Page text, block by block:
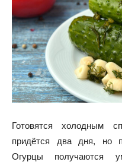
Готовятся холодным
придётся два дня, но
Огурцы получаются